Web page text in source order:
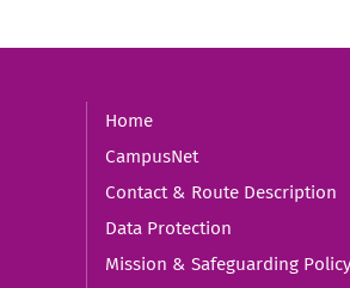
Home
CampusNet
Contact & Route Description
Data Protection
Mission & Safeguarding Policy